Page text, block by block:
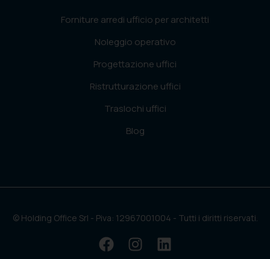
Forniture arredi ufficio per architetti
Noleggio operativo
Progettazione uffici
Ristrutturazione uffici
Traslochi uffici
Blog
© Holding Office Srl - Piva: 12967001004 - Tutti i diritti riservati.